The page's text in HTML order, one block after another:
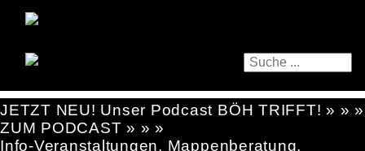
JETZT NEU! Unser Podcast BÖH TRIFFT! » » »
ZUM PODCAST » » »
Info-Veranstaltungen, Mappenberatung,